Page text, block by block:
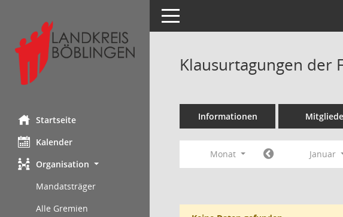
Startseite
Kalender
Organisation
Mandatsträger
Alle Gremien
Toggle navigation
Klausurtagungen der
Informationen
Monat Januar